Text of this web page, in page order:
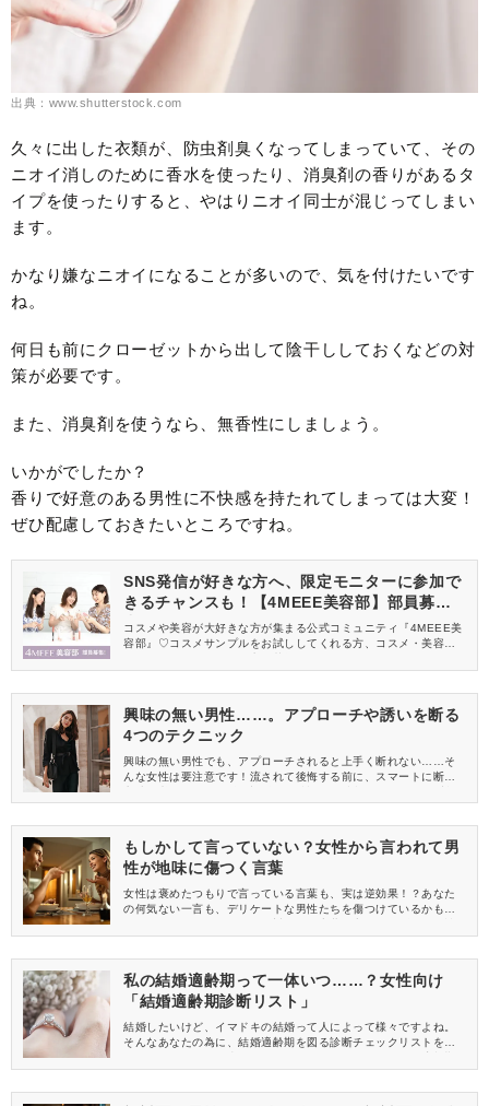
出典：www.shutterstock.com
久々に出した衣類が、防虫剤臭くなってしまっていて、その
ニオイ消しのために香水を使ったり、消臭剤の香りがあるタ
イプを使ったりすると、やはりニオイ同士が混じってしまい
ます。
かなり嫌なニオイになることが多いので、気を付けたいです
ね。
何日も前にクローゼットから出して陰干ししておくなどの対
策が必要です。
また、消臭剤を使うなら、無香性にしましょう。
いかがでしたか？
香りで好意のある男性に不快感を持たれてしまっては大変！
ぜひ配慮しておきたいところですね。
SNS発信が好きな方へ、限定モニターに参加で
きるチャンスも！【4MEEE美容部】部員募集
中
コスメや美容が大好きな方が集まる公式コミュニティ『4MEEE美
容部』♡コスメサンプルをお試ししてくれる方、コスメ・美容情報
興味の無い男性……。アプローチや誘いを断る
4つのテクニック
興味の無い男性でも、アプローチされると上手く断れない……そ
んな女性は要注意です！流されて後悔する前に、スマートに断る
るテクニックを身に着け、ご自身の望む恋愛をしましょう。
もしかして言っていない？女性から言われて男
性が地味に傷つく言葉
女性は褒めたつもりで言っている言葉も、実は逆効果！？あなた
の何気ない一言も、デリケートな男性たちを傷つけているかもし
が地味に傷つく言葉を知って、言わないように注意しましょう。
私の結婚適齢期って一体いつ……？女性向け
「結婚適齢期診断リスト」
結婚したいけど、イマドキの結婚って人によって様々ですよね。
そんなあなたの為に、結婚適齢期を図る診断チェックリストを作
かも。イマイチ当てはまらないという方は実はまだ結婚するべき